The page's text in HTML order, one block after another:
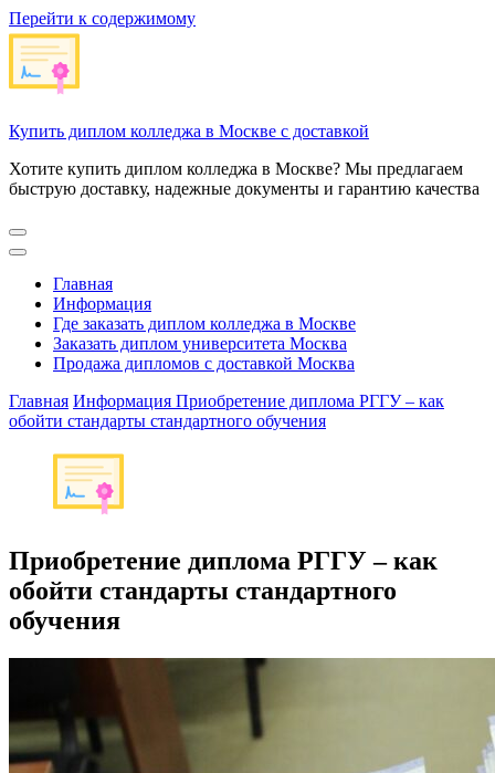
Перейти к содержимому
Купить диплом колледжа в Москве с доставкой
Хотите купить диплом колледжа в Москве? Мы предлагаем
быструю доставку, надежные документы и гарантию качества
Главная
Информация
Где заказать диплом колледжа в Москве
Заказать диплом университета Москва
Продажа дипломов с доставкой Москва
Главная Информация Приобретение диплома РГГУ – как
обойти стандарты стандартного обучения
Приобретение диплома РГГУ – как
обойти стандарты стандартного
обучения